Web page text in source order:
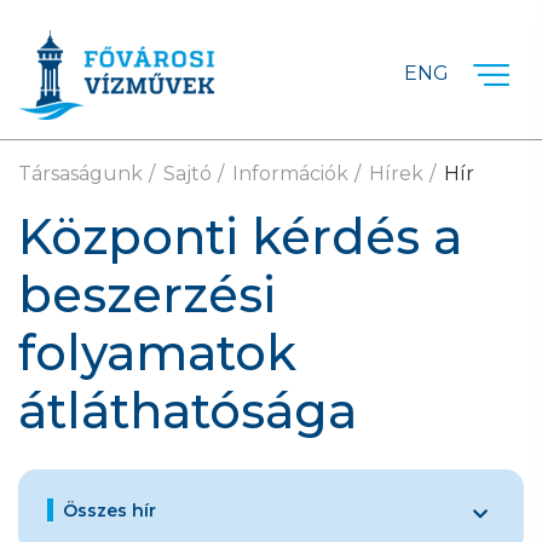
ENG
Társaságunk Sajtó Információk Hírek Hír
Központi kérdés a
beszerzési
folyamatok
átláthatósága
Összes hír